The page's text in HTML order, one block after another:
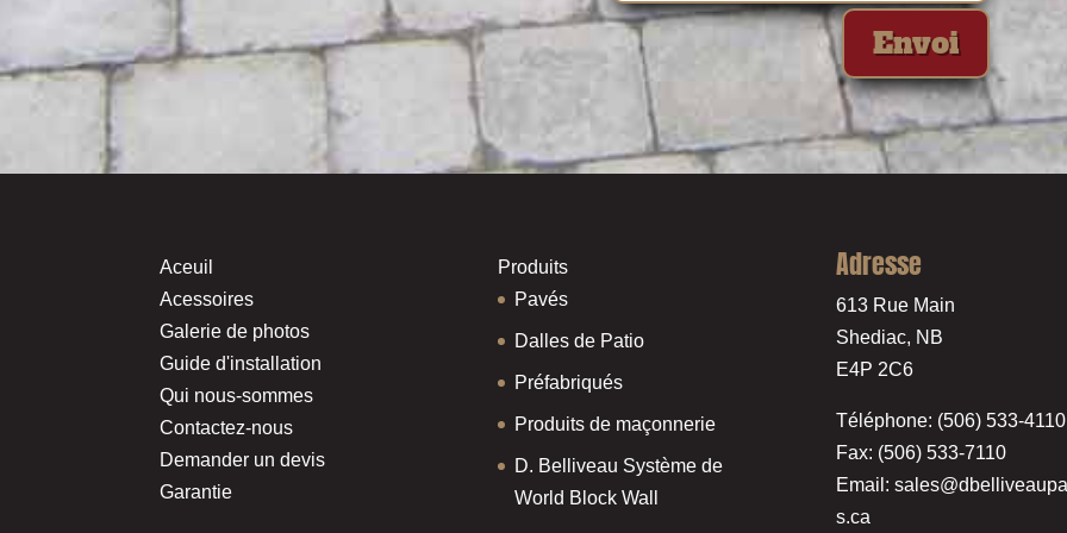
Envoi
Aceuil
Acessoires
Galerie de photos
Guide d'installation
Qui nous-sommes
Contactez-nous
Demander un devis
Garantie
Produits
Pavés
Dalles de Patio
Préfabriqués
Produits de maçonnerie
D. Belliveau Système de
World Block Wall
Adresse
613 Rue Main
Shediac, NB
E4P 2C6
Téléphone: (506) 533-4110
Fax: (506) 533-7110
Email:
s.ca